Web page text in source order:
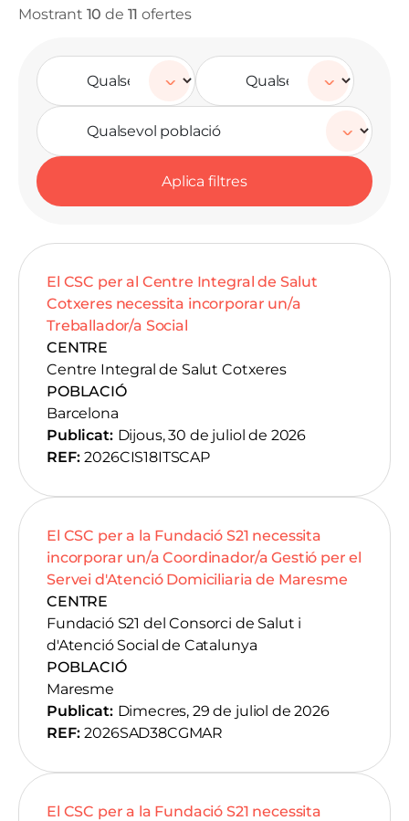
Mostrant 10 de 11 ofertes
El CSC per al Centre Integral de Salut
Cotxeres necessita incorporar un/a
Treballador/a Social
CENTRE
Centre Integral de Salut Cotxeres
POBLACIÓ
Barcelona
Publicat: Dijous, 30 de juliol de 2026
REF: 2026CIS18ITSCAP
El CSC per a la Fundació S21 necessita
incorporar un/a Coordinador/a Gestió per el
Servei d'Atenció Domiciliaria de Maresme
CENTRE
Fundació S21 del Consorci de Salut i
d'Atenció Social de Catalunya
POBLACIÓ
Maresme
Publicat: Dimecres, 29 de juliol de 2026
REF: 2026SAD38CGMAR
El CSC per a la Fundació S21 necessita